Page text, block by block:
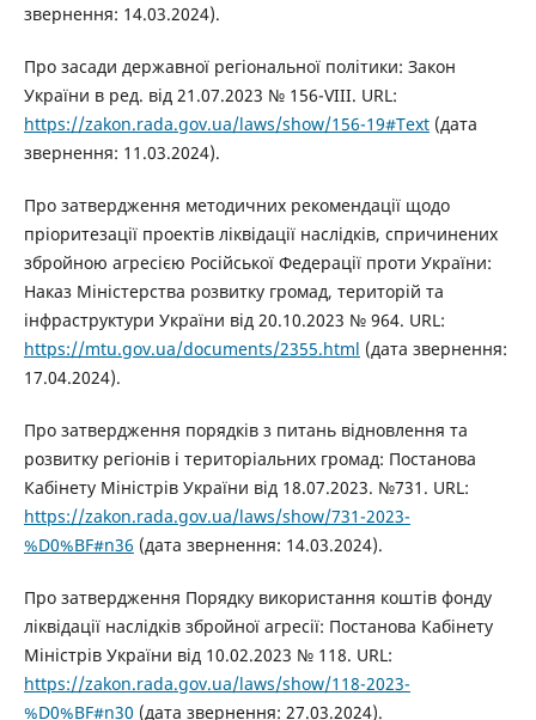
звернення: 14.03.2024).
Про засади державної регіональної політики: Закон
України в ред. від 21.07.2023 № 156-VIII. URL:
https://zakon.rada.gov.ua/laws/show/156-19#Text(дата
звернення: 11.03.2024).
Про затвердження методичних рекомендації щодо
пріоритезації проектів ліквідації наслідків, спричинених
збройною агресією Російської Федерації проти України:
Наказ Міністерства розвитку громад, територій та
інфраструктури України від 20.10.2023 № 964. URL:
https://mtu.gov.ua/documents/2355.html (дата звернення:
17.04.2024).
Про затвердження порядків з питань відновлення та
розвитку регіонів і територіальних громад: Постанова
Кабінету Міністрів України від 18.07.2023. №731. URL:
https://zakon.rada.gov.ua/laws/show/731-2023-
%D0%BF#n36 (дата звернення: 14.03.2024).
Про затвердження Порядку використання коштів фонду
ліквідації наслідків збройної агресії: Постанова Кабінету
Міністрів України від 10.02.2023 № 118. URL:
https://zakon.rada.gov.ua/laws/show/118-2023-
%D0%BF#n30 (дата звернення: 27.03.2024).